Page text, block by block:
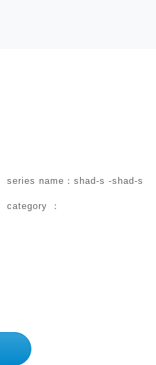
series name：shad-s -shad-s
category ：